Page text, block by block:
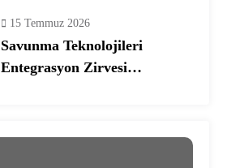
15 Temmuz 2026
Savunma Teknolojileri
Entegrasyon Zirvesi